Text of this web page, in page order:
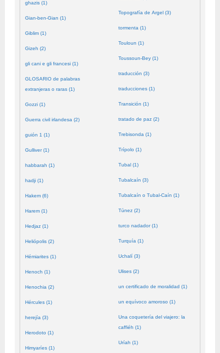
ghazis (1)
Gian-ben-Gian (1)
Giblim (1)
Gizeh (2)
gli cani e gli francesi (1)
GLOSARIO de palabras
extranjeras o raras (1)
Gozzi (1)
Guerra civil irlandesa (2)
guión 1 (1)
Gulliver (1)
habbarah (1)
hadji (1)
Hakem (6)
Harem (1)
Hedjaz (1)
Heliópolis (2)
Hémiarites (1)
Henoch (1)
Henochia (2)
Hércules (1)
herejía (3)
Herodoto (1)
Himyaríes (1)
Topografía de Argel (3)
tormenta (1)
Touloun (1)
Toussoun-Bey (1)
traducción (3)
traducciones (1)
Transición (1)
tratado de paz (2)
Trebisonda (1)
Trípolo (1)
Tubal (1)
Tubalcaín (3)
Tubalcaín o Tubal-Caín (1)
Túnez (2)
turco nadador (1)
Turquía (1)
Uchalí (3)
Ulises (2)
un certificado de moralidad (1)
un equívoco amoroso (1)
Una coquetería del viajero: la
caffiéh (1)
Uríah (1)